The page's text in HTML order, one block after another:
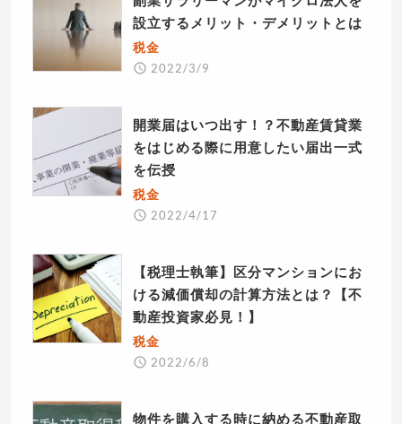
設立するメリット・デメリットとは
税金
2022/3/9
開業届はいつ出す！？不動産賃貸業
をはじめる際に用意したい届出一式
を伝授
税金
2022/4/17
【税理士執筆】区分マンションにお
ける減価償却の計算方法とは？【不
動産投資家必見！】
税金
2022/6/8
物件を購入する時に納める不動産取